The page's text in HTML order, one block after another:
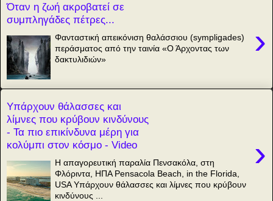
Όταν η ζωή ακροβατεί σε
συμπληγάδες πέτρες...
›
Φανταστική απεικόνιση θαλάσσιου (sympligades)
περάσματος από την ταινία «Ο Άρχοντας των
δακτυλιδιών»
Υπάρχουν θάλασσες και
λίμνες που κρύβουν κινδύνους
- Τα πιο επικίνδυνα μέρη για
κολύμπι στον κόσμο - Video
›
Η απαγορευτική παραλία Πενσακόλα, στη
Φλόριντα, ΗΠΑ Pensacola Beach, in the Florida,
USA Υπάρχουν θάλασσες και λίμνες που κρύβουν
κινδύνους ...